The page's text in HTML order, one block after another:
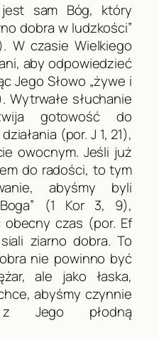
jest sam Bóg, który
dobra w ludzkości”
W czasie Wielkiego
aby odpowiedzieć
Jego Słowo „żywe i
Wytrwałe słuchanie
gotowość do
(por. J 1, 21),
owocnym. Jeśli już
do radości, to tym
abyśmy byli
(1 Kor3, 9),
czas (por. Ef
ziarno dobra. To
nie powinno być
ale jako łaska,
abyśmy czynnie
Jego płodną